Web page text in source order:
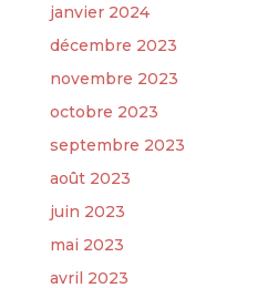
janvier 2024
décembre 2023
novembre 2023
octobre 2023
septembre 2023
août 2023
juin 2023
mai 2023
avril 2023